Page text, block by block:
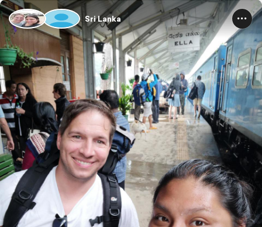
Sri Lanka